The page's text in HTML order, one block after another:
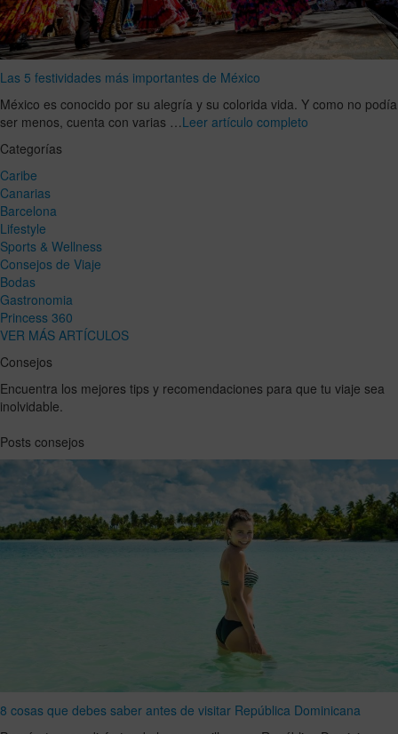
Las 5 festividades más importantes de México
México es conocido por su alegría y su colorida vida. Y como no podía
ser menos, cuenta con varias …Leer artículo completo
Categorías
Caribe
Canarias
Barcelona
Lifestyle
Sports & Wellness
Consejos de Viaje
Bodas
Gastronomia
Princess 360
VER MÁS ARTÍCULOS
Consejos
Encuentra los mejores tips y recomendaciones para que tu viaje sea
inolvidable.
Posts consejos
8 cosas que debes saber antes de visitar República Dominicana